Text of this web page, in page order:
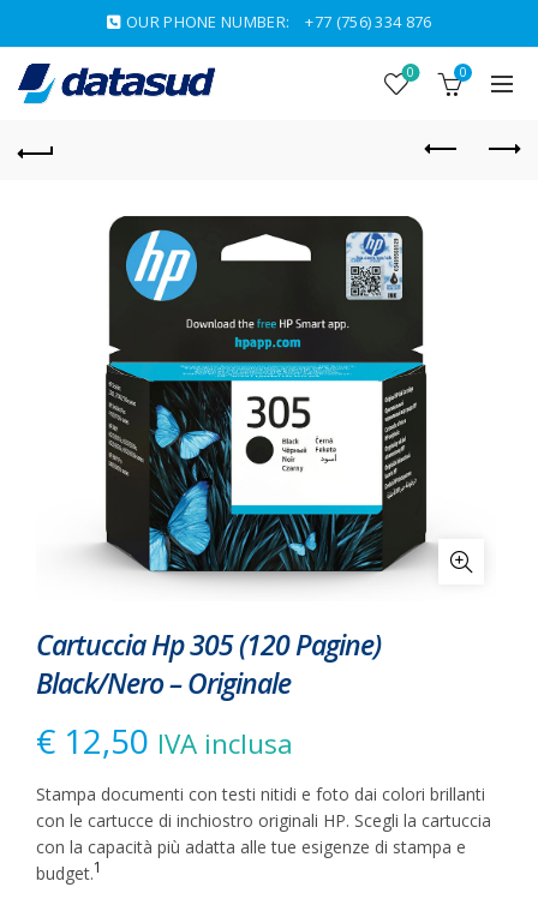
OUR PHONE NUMBER: +77 (756) 334 876
0 0
Cartuccia Hp 305 (120 Pagine)
Black/Nero – Originale
€ 12,50 IVA inclusa
Stampa documenti con testi nitidi e foto dai colori brillanti
con le cartucce di inchiostro originali HP. Scegli la cartuccia
con la capacità più adatta alle tue esigenze di stampa e
budget.1